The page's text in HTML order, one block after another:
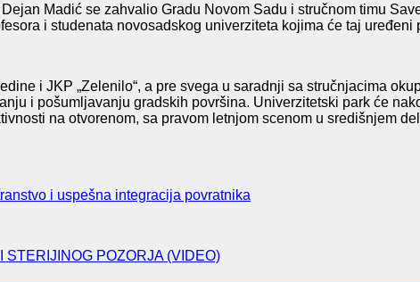
Madić se zahvalio Gradu Novom Sadu i stručnom timu
i studenata novosadskog univerziteta kojima će taj uređeni
i JKP „Zelenilo“, a pre svega u saradnji sa stručnjacima
i pošumljavanju gradskih površina. Univerzitetski park će
na otvorenom, sa pravom letnjom scenom u središnjem
i uspešna integracija povratnika
POZORJA (VIDEO)